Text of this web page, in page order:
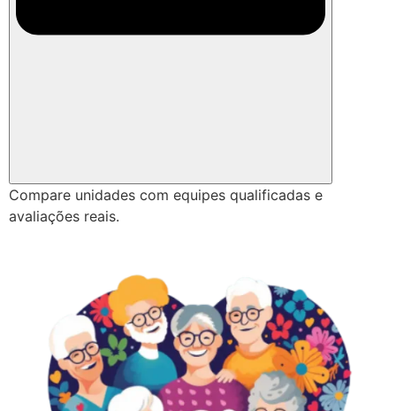
Compare unidades com equipes qualificadas e
avaliações reais.